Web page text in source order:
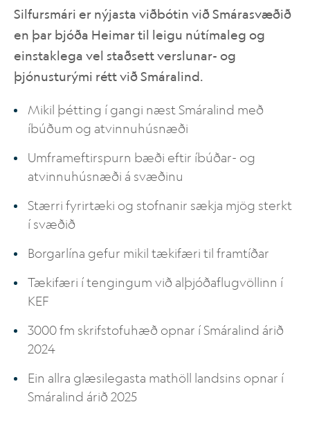
Silfursmári er nýjasta viðbótin við Smárasvæðið
en þar bjóða Heimar til leigu nútímaleg og
einstaklega vel staðsett verslunar- og
þjónusturými rétt við Smáralind.
Mikil þétting í gangi næst Smáralind með
íbúðum og atvinnuhúsnæði
Umframeftirspurn bæði eftir íbúðar- og
atvinnuhúsnæði á svæðinu
Stærri fyrirtæki og stofnanir sækja mjög sterkt
í svæðið
Borgarlína gefur mikil tækifæri til framtíðar
Tækifæri í tengingum við alþjóðaflugvöllinn í
KEF
3000 fm skrifstofuhæð opnar í Smáralind árið
2024
Ein allra glæsilegasta mathöll landsins opnar í
Smáralind árið 2025